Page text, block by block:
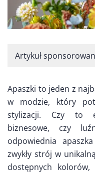
Artykuł
Apaszki to jeden z
w modzie, który
stylizacji. Czy to
biznesowe, czy
odpowiednia
zwykły strój w
dostępnych